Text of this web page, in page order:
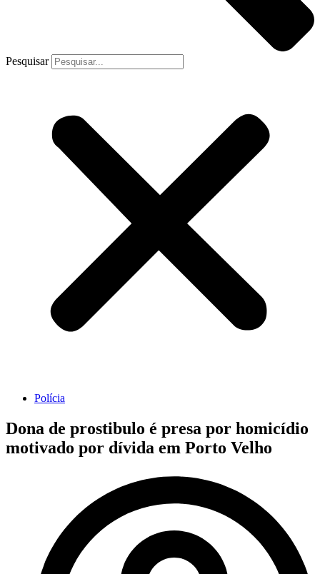
Pesquisar
Polícia
Dona de prostibulo é presa por homicídio
motivado por dívida em Porto Velho